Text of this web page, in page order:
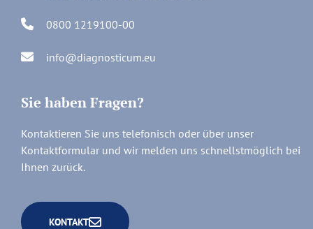
0800 1219100-00
info@diagnosticum.eu
Sie haben Fragen?
Kontaktieren Sie uns telefonisch oder über unser
Kontaktformular und wir melden uns schnellstmöglich bei
Ihnen zurück.
KONTAKT